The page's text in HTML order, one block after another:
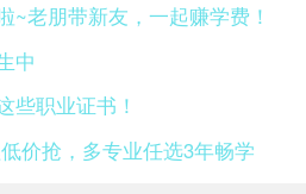
~老朋带新友，一起赚学费！
中
些职业证书！
价抢，多专业任选3年畅学